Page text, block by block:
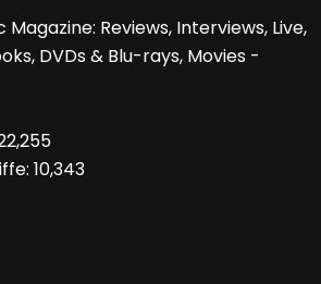
Magazine: Reviews, Interviews, Live,
DVDs & Blu-rays, Movies -
10,343